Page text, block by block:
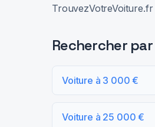
Rechercher
Voiture à 3 000 €
Voiture à 25 000 €